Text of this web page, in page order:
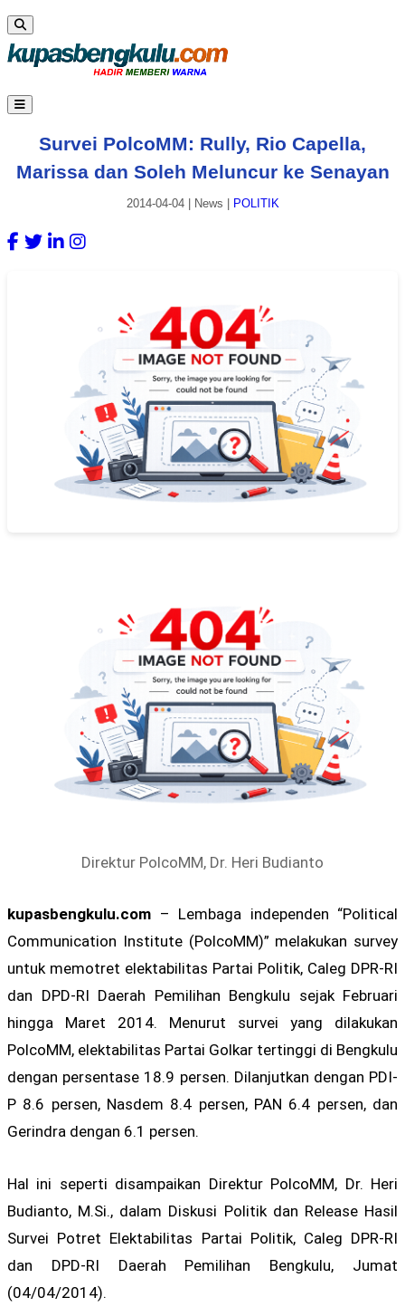
Survei PolcoMM: Rully, Rio Capella,
Marissa dan Soleh Meluncur ke Senayan
2014-04-04| News POLITIK
Direktur PolcoMM, Dr. Heri Budianto
kupasbengkulu.com – Lembaga independen “Political
Communication Institute (PolcoMM)” melakukan survey
untuk memotret elektabilitas Partai Politik, Caleg DPR-RI
dan DPD-RI Daerah Pemilihan Bengkulu sejak Februari
hingga Maret 2014. Menurut survei yang dilakukan
PolcoMM, elektabilitas Partai Golkar tertinggi di Bengkulu
dengan persentase 18.9 persen. Dilanjutkan dengan PDI-
P 8.6 persen, Nasdem 8.4 persen, PAN 6.4 persen, dan
Gerindra dengan 6.1 persen.
Hal ini seperti disampaikan Direktur PolcoMM, Dr. Heri
Budianto, M.Si., dalam Diskusi Politik dan Release Hasil
Survei Potret Elektabilitas Partai Politik, Caleg DPR-RI
dan DPD-RI Daerah Pemilihan Bengkulu, Jumat
(04/04/2014).